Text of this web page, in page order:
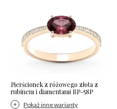
Pierścionek z różowego złota z
rubinem i diamentami BP-58P
Pokaż inne warianty